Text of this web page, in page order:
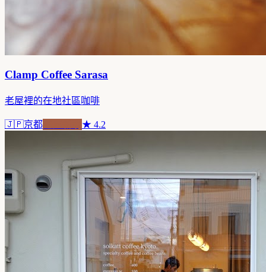
Clamp Coffee Sarasa
老屋裡的在地社區咖啡
🇯🇵京都 ★ 4.2